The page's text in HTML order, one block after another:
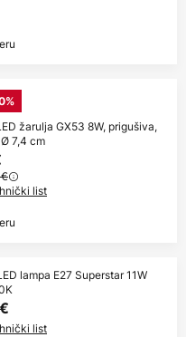
žarulja GX53 8W, prigušiva,
7,4 cm
list
lampa E27 Superstar 11W
list